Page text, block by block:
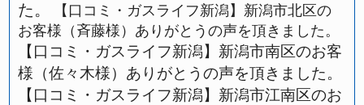
た。
【口コミ・ガスライフ新潟】新潟市北区の
お客様（斉藤様）ありがとうの声を頂きました。
【口コミ・ガスライフ新潟】新潟市南区のお客
様（佐々木様）ありがとうの声を頂きました。
【口コミ・ガスライフ新潟】新潟市江南区のお